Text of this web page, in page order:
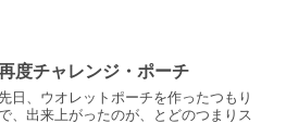
度チャレンジ・ポーチ
日、ウオレットポーチを作ったつもり
、出来上がったのが、とどのつまりス